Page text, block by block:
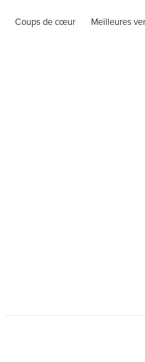
Coups de cœur Meilleures